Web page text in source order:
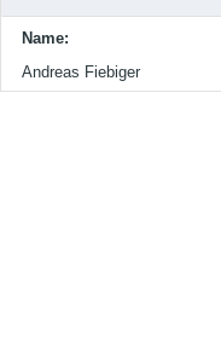
Name:
Andreas Fiebiger